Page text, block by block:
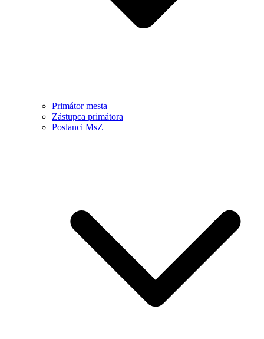
Primátor mesta
Zástupca primátora
Poslanci MsZ